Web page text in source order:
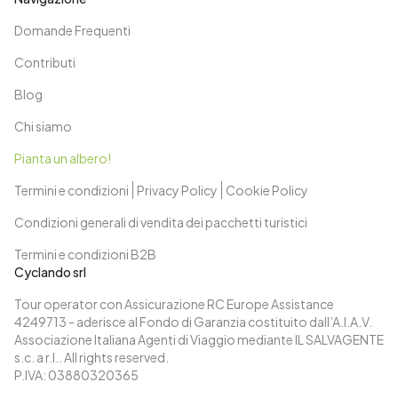
Cyclando srl
Tour operator con Assicurazione RC Europe Assistance
4249713 - aderisce al Fondo di Garanzia costituito dall’A.I.A.V.
Associazione Italiana Agenti di Viaggio mediante IL SALVAGENTE
s.c. a r.l.. All rights reserved.
P.IVA: 03880320365
Domande Frequenti
Contributi
Blog
Chi siamo
Pianta un albero!
Termini e condizioni
Privacy Policy
Cookie Policy
Condizioni generali di vendita dei pacchetti turistici
Termini e condizioni B2B